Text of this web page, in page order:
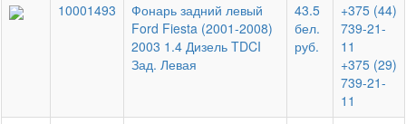
10001493
Фонарь задний левый
Ford Fiesta (2001-2008)
2003 1.4 Дизель TDCI
Зад. Левая
43.5
бел.
руб.
+375 (44)
739-21-
11
+375 (29)
739-21-
11